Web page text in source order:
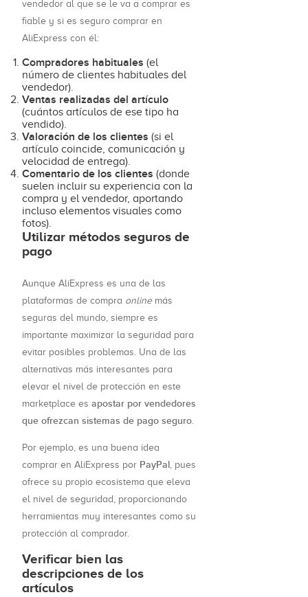
vendedor al que se le va a comprar es
fiable y si es seguro comprar en
AliExpress con él:
Compradores habituales (el
número de clientes habituales del
vendedor).
Ventas realizadas del artículo
(cuántos artículos de ese tipo ha
vendido).
Valoración de los clientes (si el
artículo coincide, comunicación y
velocidad de entrega).
Comentario de los clientes (donde
suelen incluir su experiencia con la
compra y el vendedor, aportando
incluso elementos visuales como
fotos).
Utilizar métodos seguros de
pago
Aunque AliExpress es una de las
plataformas de compra onlinemás
seguras del mundo, siempre es
importante maximizar la seguridad para
evitar posibles problemas. Una de las
alternativas más interesantes para
elevar el nivel de protección en este
marketplace es apostar por vendedores
que ofrezcan sistemas de pago seguro
Por ejemplo, es una buena idea
comprar en AliExpress por PayPal , pues
ofrece su propio ecosistema que eleva
el nivel de seguridad, proporcionando
herramientas muy interesantes como su
protección al comprador.
Verificar bien las
descripciones de los
artículos